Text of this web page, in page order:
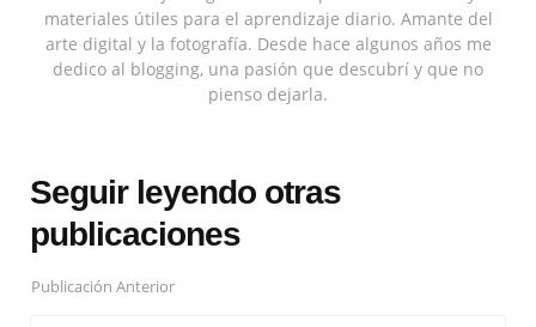
materiales útiles para el aprendizaje diario. Amante del
arte digital y la fotografía. Desde hace algunos años me
dedico al blogging, una pasión que descubrí y que no
pienso dejarla.
Seguir leyendo otras
publicaciones
Publicación Anterior